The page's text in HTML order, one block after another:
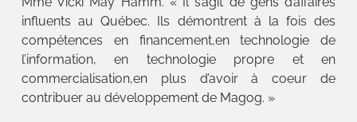
influents au Québec. Ils démontrent à la fois des
compétences en financement,en technologie de
l’information, en technologie propre et en
commercialisation,en plus d’avoir à coeur de
contribuer au développement de Magog. »